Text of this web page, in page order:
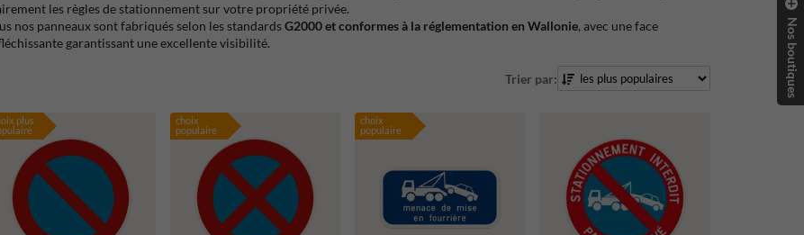
les règles de stationnement sur votre propriété privée.
nos panneaux sont fabriqués selon les standardsG2000 et conformes à la réglementation en Wallonie, avec une face
garantissant une excellente visibilité.
Trier par:
plus
choix
populaire
choix
populaire
Nos boutiques